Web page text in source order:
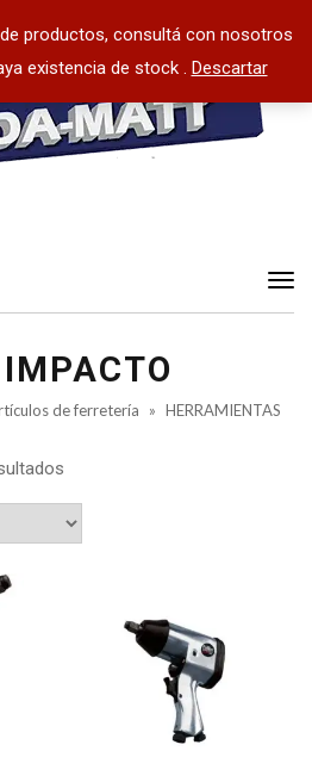
productos, consultá con nosotros
existencia de stock . Descartar
de ferretería » HERRAMIENTAS